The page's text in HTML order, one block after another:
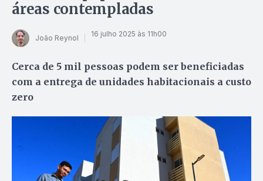
áreas contempladas
João Reynol 16 julho 2025 às 11h00
Cerca de 5 mil pessoas podem ser beneficiadas
com a entrega de unidades habitacionais a custo
zero